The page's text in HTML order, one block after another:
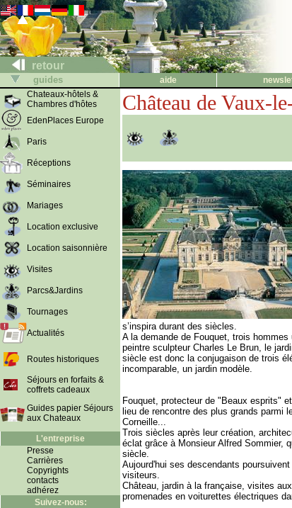
retour
guides aide
Chateaux-hôtels &
Chambres d'hôtes
EdenPlaces Europe
Paris
Réceptions
Séminaires
Mariages
Location exclusive
Location saisonnière
Visites
Parcs&Jardins
Tournages
Actualités
Routes historiques
Séjours en forfaits &
coffrets cadeaux
Guides papier Séjours
aux Chateaux
L'entreprise
Presse
Carrières
Copyrights
contacts
adhérez
Suivez-nous:
Château de Vaux-
s’inspira durant des siècles.
A la demande de Fouquet, trois
peintre sculpteur Charles Le Brun, le
siècle est donc la conjugaison de trois
incomparable, un jardin modèle.
Fouquet, protecteur de "Beaux esprits"
lieu de rencontre des plus grands parmi
Corneille...
Trois siècles après leur création,
éclat grâce à Monsieur Alfred Sommier,
siècle.
Aujourd'hui ses descendants
visiteurs.
Château, jardin à la française, visites
promenades en voiturettes électriques